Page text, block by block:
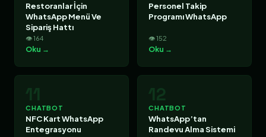
Restoranlar İçin
WhatsApp Menü Ve
Sipariş Hattı
👁 164
Oku →
Personel Takip
Programı WhatsApp
👁 152
Oku →
11
CHATBOT
NFC Kart WhatsApp
Entegrasyonu
12
CHATBOT
WhatsApp’tan
Randevu Alma Sistemi